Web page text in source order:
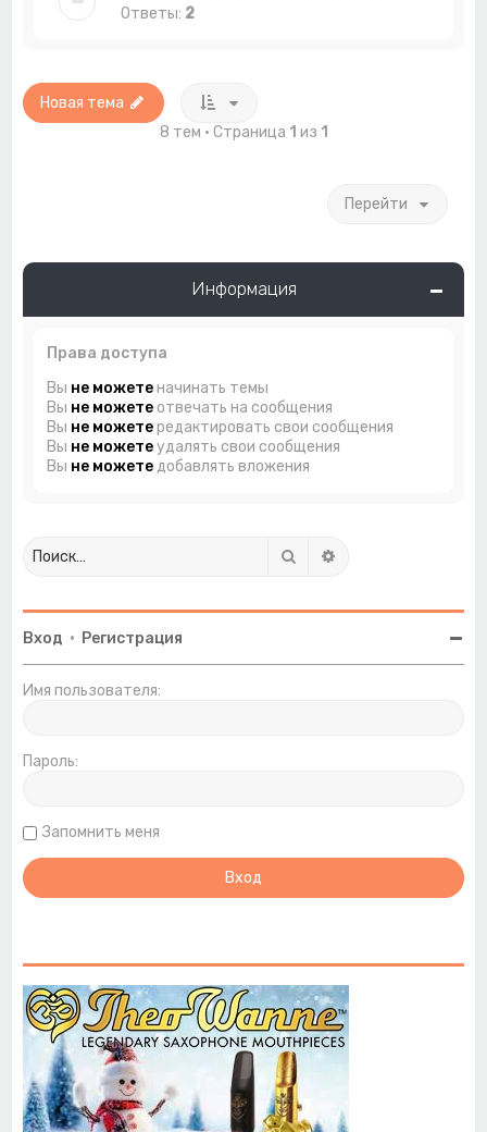
Ответы: 2
Новая тема
8 тем • Страница 1 из 1
Перейти
Информация
Права доступа
Вы не можетеначинать темы
Вы не можетеотвечать на сообщения
Вы не можетередактировать свои сообщения
Вы не можетеудалять свои сообщения
Вы не можетедобавлять вложения
Поиск
Вход • Регистрация
Имя пользователя:
Пароль:
Запомнить меня